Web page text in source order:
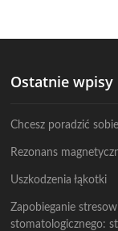
Ostatnie wpisy
Chcesz poradzić
Rezonans
Uszkodzenia łąkotki
Zapobieganie
stomatologicznego: